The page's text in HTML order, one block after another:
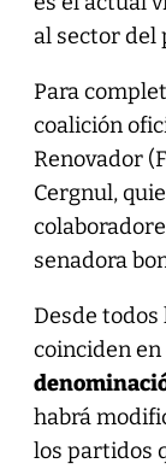
al sector del
Para
coalición
Renovador
Cergnul,
senadora
Desde todos
coinciden en
habrá
los partidos